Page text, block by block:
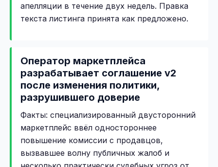
апелляции в течение двух недель. Правка
текста листинга принята как предложено.
Оператор маркетплейса
разрабатывает соглашение v2
после изменения политики,
разрушившего доверие
Факты: специализированный двусторонний
маркетплейс ввёл одностороннее
повышение комиссии с продавцов,
вызвавшее волну публичных жалоб и